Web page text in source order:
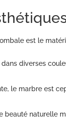
est le
diverses
le marbre est
beauté naturelle